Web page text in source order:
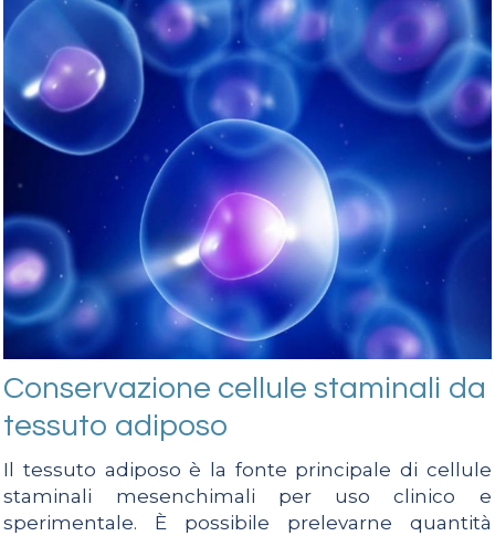
Conservazione cellule staminali da
tessuto adiposo
Il tessuto adiposo è la fonte principale di cellule
staminali mesenchimali per uso clinico e
sperimentale. È possibile prelevarne quantità